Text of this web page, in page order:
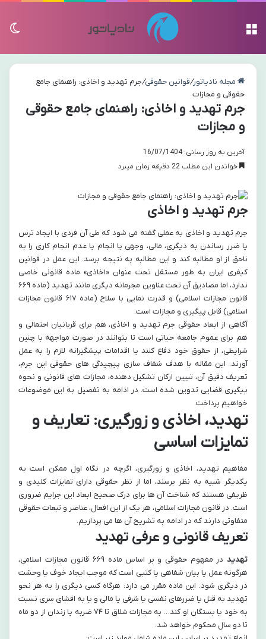
مجله نادیاتور/قوانین حقوقی/جرم تهدید و اخاذی: راهنمای جامع
حقوقی و مجازات
جرم تهدید و اخاذی: راهنمای جامع حقوقی
و مجازات
آخرین به روز رسانی: 16/07/1404
خواندن این مطلب 22 دقیقه زمان میبرد
جرم تهدید و اخاذی
جرم تهدید و اخاذی به عملی گفته می شود که طی آن فردی با ایجاد ترس
یا ضرر رساندن به دیگری، مالی، وجهی یا انجام یا عدم انجام کاری را به
ناحق از او مطالبه کند و این مطالبه به نتیجه برسد. این عمل در قوانین
کیفری ایران به طور مستقل تحت عنوان «اخاذی» ماده قانونی خاصی
ندارد، اما مصادیق آن تحت عناوین مجرمانه دیگری مانند تهدید (ماده ۶۶۹
قانون مجازات اسلامی) و قدرت نمایی با سلاح (ماده ۶۱۷ قانون مجازات
اسلامی) قابل پیگیری و مجازات است.
آگاهی از ابعاد حقوقی جرم تهدید و اخاذی، هم برای قربانیان احتمالی و
هم برای عموم جامعه حیاتی است تا بتوانند در صورت مواجهه با چنین
شرایطی، از حقوق خود دفاع کنند یا اقدامات پیشگیرانه لازم را به عمل
آورند. این مقاله با هدف شفاف سازی پیچیدگی های حقوقی این جرم،
تعریف دقیق آن، تبیین ارکان تشکیل دهنده، مجازات های قانونی و نحوه
پیگیری قضایی تدوین شده است. در ادامه به تفصیل به این موضوعات
خواهیم پرداخت.
تهدید، اخاذی و زورگیری: تعاریف و
تمایزات اساسی
مفاهیم تهدید، اخاذی و زورگیری، اگرچه در نگاه اول ممکن است به
یکدیگر شبیه به نظر برسند، اما از نظر حقوقی دارای تمایزات کلیدی و
ظریفی هستند که شناخت آن ها برای درک صحیح ابعاد این جرایم ضروری
است. در قانون مجازات اسلامی، هر یک از این افعال، عناصر و تبعات حقوقی
متفاوتی دارند که در ادامه به تشریح آن ها می پردازیم.
تعریف قانونی و عرفی تهدید
تهدید
در مفهوم حقوقی و بر اساس ماده ۶۶۹ قانون مجازات اسلامی،
هرگونه عمل یا بیان شفاهی یا کتبی است که موجب ایجاد خوف یا وحشت
در دیگری شود. این ماده مقرر می دارد: هرگاه کسی دیگری را به هر نحو
تهدید به قتل یا ضررهای نفسی یا شرفی یا مالی و یا به افشای سری نسبت
به خود یا بستگان او کند… به مجازات شلاق تا ۷۴ ضربه یا زندان از دو ماه
تا دو سال محکوم خواهد شد.